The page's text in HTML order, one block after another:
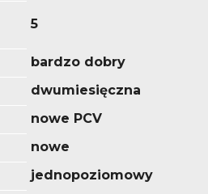
5
bardzo dobry
dwumiesięczna
nowe PCV
nowe
jednopoziomowy